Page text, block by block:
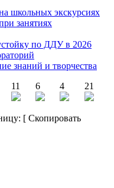
школьных экскурсиях
занятиях
по ДДУ в 2026
знаний и творчества
11 6 4 21
[ Скопировать